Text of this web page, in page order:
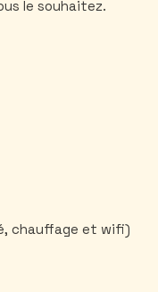
le souhaitez.
chauffage et wifi)